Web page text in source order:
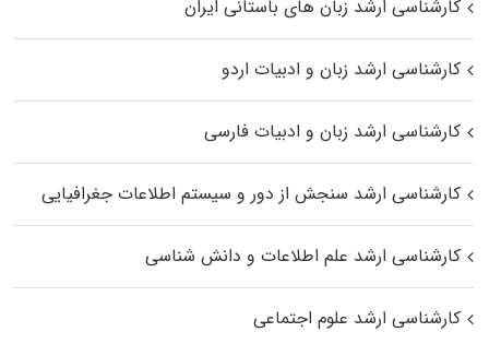
کارشناسی ارشد زبان‌ های باستانی ایران
کارشناسی ارشد زبان و ادبیات اردو
کارشناسی ارشد زبان و ادبیات فارسی
کارشناسی ارشد سنجش از دور و سیستم اطلاعات جغرافیایی
کارشناسی ارشد علم اطلاعات و دانش شناسی
کارشناسی ارشد علوم اجتماعی